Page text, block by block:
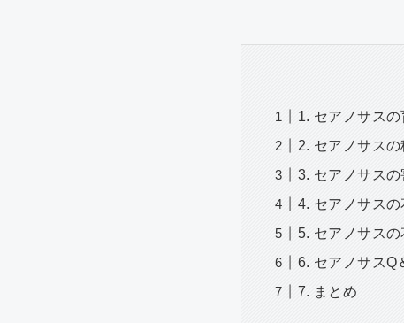
1. セアノサスの
2. セアノサス
3. セアノサス
4. セアノサス
5. セアノサスの
6. セアノサスQ
7. まとめ